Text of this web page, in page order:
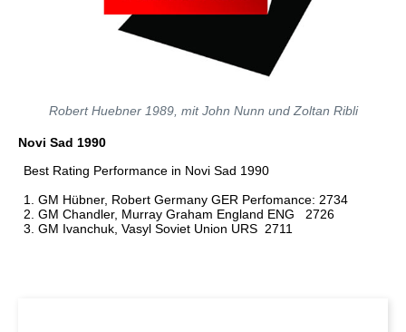
Robert Huebner 1989, mit John Nunn und Zoltan Ribli
Novi Sad 1990
Best Rating Performance in Novi Sad 1990
1. GM Hübner, Robert Germany GER Perfomance: 2734
2. GM Chandler, Murray Graham England ENG 2726
3. GM Ivanchuk, Vasyl Soviet Union URS 2711